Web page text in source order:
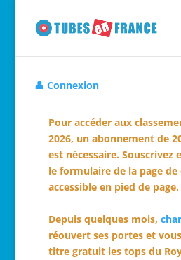
👤 Connexion
Pour accéder aux
2026, un abonnement de
est nécessaire. Souscrivez
le formulaire de la page
accessible en pied de page.
Depuis quelques mois,
réouvert ses portes et
titre gratuit les tops du